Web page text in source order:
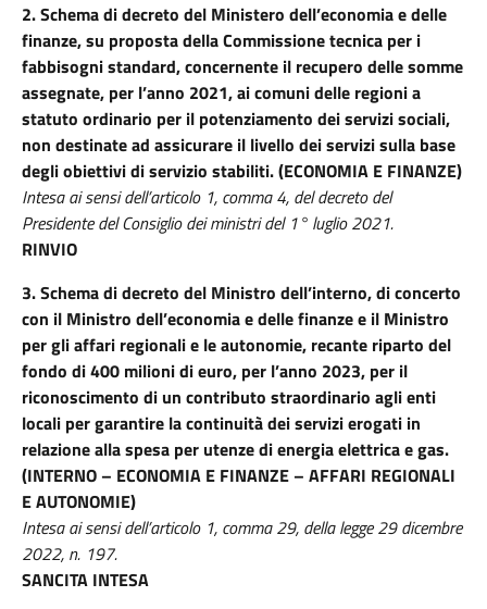
2.Schema di decreto del Ministero dell’economia e delle
finanze, su proposta della Commissione tecnica per i
fabbisogni standard, concernente il recupero delle somme
assegnate, per l’anno 2021, ai comuni delle regioni a
statuto ordinario per il potenziamento dei servizi sociali,
non destinate ad assicurare il livello dei servizi sulla base
degli obiettivi di servizio stabiliti. (ECONOMIA E FINANZE)
Intesa ai sensi dell’articolo 1, comma 4, del decreto del
Presidente del Consiglio dei ministri del 1° luglio 2021.
RINVIO
3.Schema di decreto del Ministro dell’interno, di concerto
con il Ministro dell’economia e delle finanze e il Ministro
per gli affari regionali e le autonomie, recante riparto del
fondo di 400 milioni di euro, per l’anno 2023, per il
riconoscimento di un contributo straordinario agli enti
locali per garantire la continuità dei servizi erogati in
relazione alla spesa per utenze di energia elettrica e gas.
(INTERNO – ECONOMIA E FINANZE – AFFARI REGIONALI
E AUTONOMIE)
Intesa ai sensi dell’articolo 1, comma 29, della legge 29 dicembre
2022, n. 197.
SANCITA INTESA